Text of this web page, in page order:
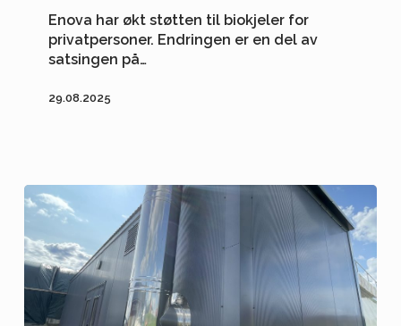
biokjeler
boliger
Enova har økt støtten til biokjeler for
privatpersoner. Endringen er en del av
satsingen på…
29.08.2025